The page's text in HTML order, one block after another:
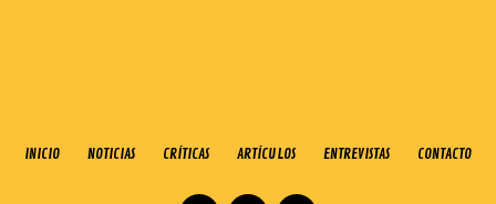
INICIO NOTICIAS CRÍTICAS ARTÍCULOS ENTREVISTAS CONTACTO